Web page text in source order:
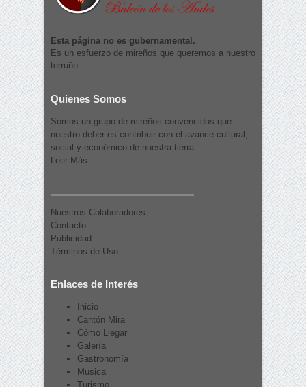
Esta página no es gubernamental.
Es un esfuerzo de mireños que queremos a nuestro
terruño.
Quienes Somos
Somos un grupo de mireños convencidos que
nuestro deber es contribuir con el avance cultural,
social y económico de nuestra tierra.
Leer Más
Nuestros Colaboradores
Contacto
Publicidad
Términos de Uso
Enlaces de Interés
Inicio
Cantón Mira
Cómo Llegar
Galería
Gastronomía
Musica
Turismo